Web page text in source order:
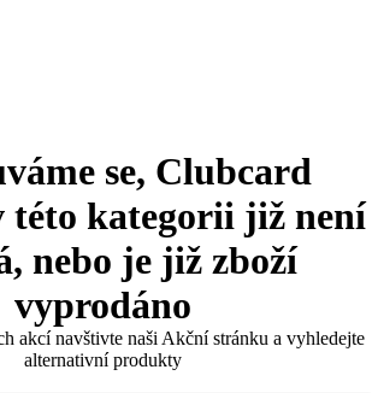
se, Clubcard
této kategorii již není
nebo je již zboží
vyprodáno
akcí navštivte naši Akční stránku a vyhledejte
alternativní produkty